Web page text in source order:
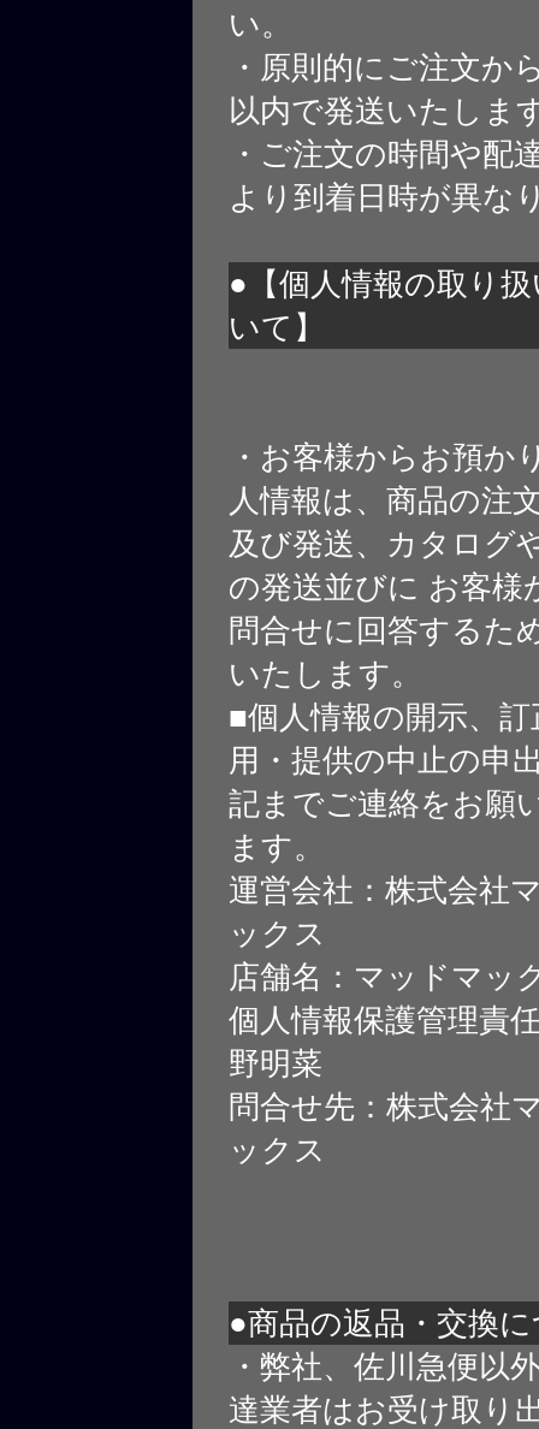
い。
・原則的にご注文か
以内で発送いたしま
・ご注文の時間や配
より到着日時が異な
●【個人情報の取り
いて】
・お客様からお預か
人情報は、商品の注
及び発送、カタログ
の発送並びに お客様
問合せに回答するた
いたします。
■個人情報の開示、
用・提供の中止の申
記までご連絡をお願
ます。
運営会社：株式会社
ックス
店舗名：マッドマッ
個人情報保護管理責
野明菜
問合せ先：株式会社
ックス
●商品の返品・交換
・弊社、佐川急便以
達業者はお受け取り